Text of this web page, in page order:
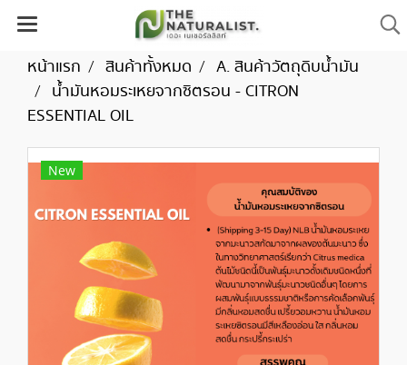
หน้าแรก สินค้าทั้งหมด
A. สินค้าวัตถุดิบน้ำมัน
น้ำมันหอมระเหยจากซิตรอน - CITRON
ESSENTIAL OIL
New